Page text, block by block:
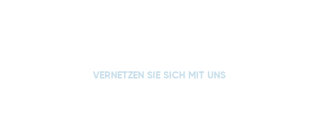
VERNETZEN SIE SICH MIT UNS